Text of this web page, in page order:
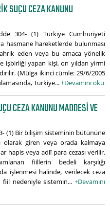
SUÇU CEZA KANUNU
304- (1) Türkiye Cumhuriyeti
hasmane hareketlerde bulunması
eden veya bu amaca yönelik
işbirliği yapan kişi, on yıldan yirmi
(Mülga ikinci cümle: 29/6/2005
Türkiye...+Devamını oku
CEZA KANUNU MADDESI VE
(1) Bir bilişim sisteminin bütününe
olarak giren veya orada kalmaya
hapis veya adlî para cezası verilir.
fiillerin bedeli karşılığı
işlenmesi halinde, verilecek ceza
fiil nedeniyle sistemin... +Devamını